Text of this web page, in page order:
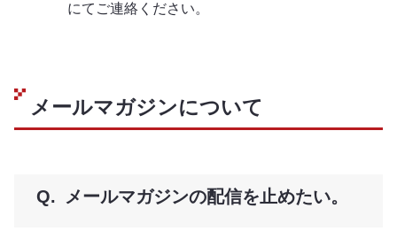
にてご連絡ください。
メールマガジンについて
メールマガジンの配信を止めたい。